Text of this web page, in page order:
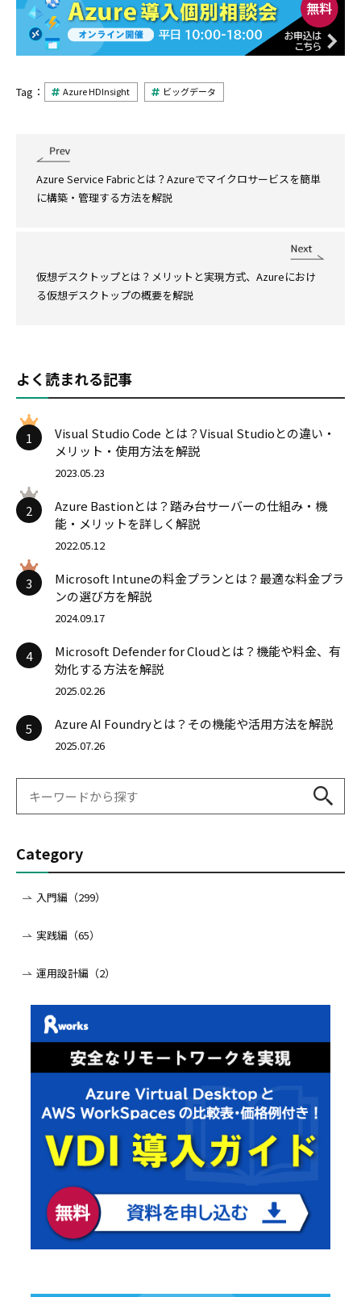
Tag： Azure HDInsight ビッグデータ
Azure Service Fabricとは？Azureでマイクロサービスを簡単
に構築・管理する方法を解説
仮想デスクトップとは？メリットと実現方式、Azureにおけ
る仮想デスクトップの概要を解説
よく読まれる記事
1
Visual Studio Code とは？Visual Studioとの違い・
メリット・使用方法を解説
2023.05.23
2
Azure Bastionとは？踏み台サーバーの仕組み・機
能・メリットを詳しく解説
2022.05.12
3
Microsoft Intuneの料金プランとは？最適な料金プラ
ンの選び方を解説
2024.09.17
4
Microsoft Defender for Cloudとは？機能や料金、有
効化する方法を解説
2025.02.26
5 Azure AI Foundryとは？その機能や活用方法を解説
2025.07.26
Category
入門編（299）
実践編（65）
運用設計編（2）